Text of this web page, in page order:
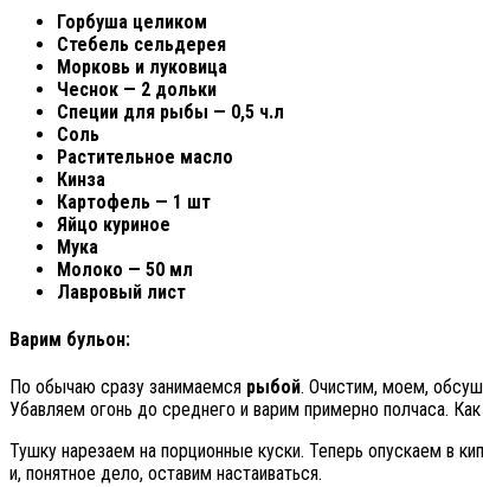
Горбуша целиком
Стебель сельдерея
Морковь и луковица
Чеснок — 2 дольки
Специи для рыбы — 0,5 ч.л
Соль
Растительное масло
Кинза
Картофель — 1 шт
Яйцо куриное
Мука
Молоко — 50 мл
Лавровый лист
Варим бульон:
По обычаю сразу занимаемся рыбой. Очистим, моем,
Убавляем огонь до среднего и варим примерно полчаса.
Тушку нарезаем на порционные куски. Теперь опускаем в
и, понятное дело, оставим настаиваться.